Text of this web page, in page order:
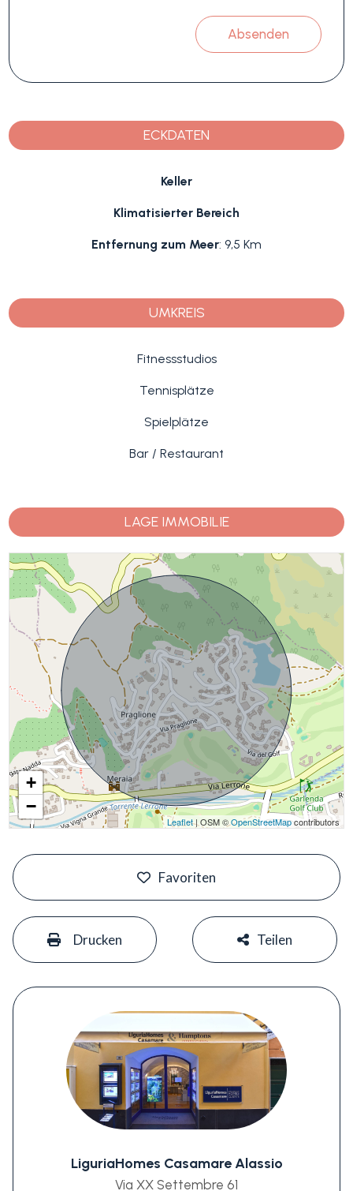
Absenden
ECKDATEN
Keller
Klimatisierter Bereich
Entfernung zum Meer: 9,5 Km
UMKREIS
Fitnessstudios
Tennisplätze
Spielplätze
Bar / Restaurant
LAGE IMMOBILIE
+
−
Leaflet| OSM ©OpenStreetMapcontributors
Favoriten
Drucken Teilen
LiguriaHomes Casamare Alassio
Via XX Settembre 61